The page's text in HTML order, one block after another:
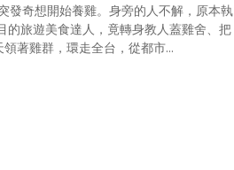
發奇想開始養雞。身旁的人不解，原本執
的旅遊美食達人，竟轉身教人蓋雞舍、把
著雞群，環走全台，從都市...